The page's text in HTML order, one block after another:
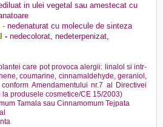
in ulei vegetal sau amestecat cu
- nedenaturat cu molecule de sinteza
- nedecolorat, nedeterpenizat,
care pot provoca alergii: linalol si intr-
coumarine, cinnamaldehyde, geraniol,
Amendamentului nr.7 al Directivei
la produsele cosmetice/CE 15/2003)
Tamala sau Cinnamomum Tejpata